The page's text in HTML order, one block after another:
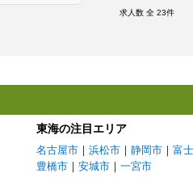
求人数 全 23件
東海の注目エリア
名古屋市 ｜ 浜松市 ｜ 静岡市 ｜ 富
豊橋市 ｜ 安城市 ｜ 一宮市